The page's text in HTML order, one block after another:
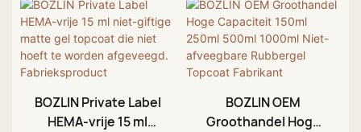
Wipe Nagellak
Topcoat Gel met EU-
standaard
BOZLIN Private Label
HEMA-vrije 15 ml
BOZLIN OEM
Groothandel Hoge